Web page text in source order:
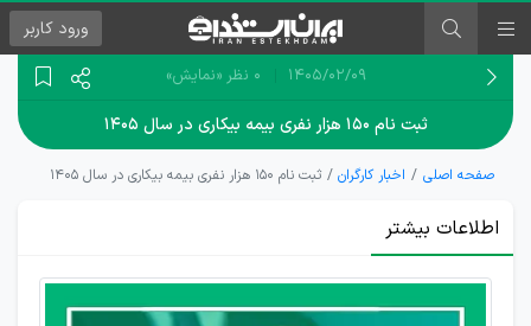
ورود کاربر
۱۴۰۵/۰۲/۰۹ 0 نظر «نمایش»
ثبت نام ۱۵۰ هزار نفری بیمه بیکاری در سال ۱۴۰۵
صفحه اصلی اخبار کارگران ثبت نام ۱۵۰ هزار نفری بیمه بیکاری در سال ۱۴۰۵
اطلاعات بیشتر
پرداخت